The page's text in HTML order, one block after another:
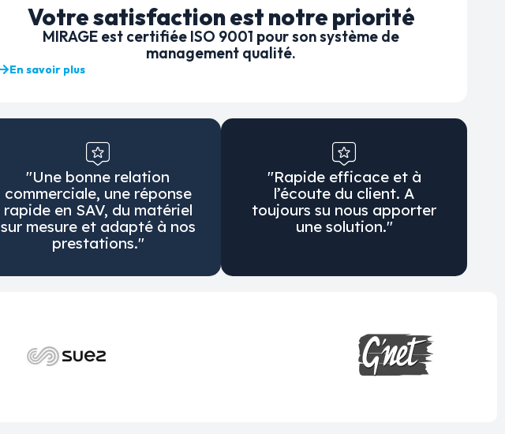
Votre satisfaction est notre priorité
MIRAGE est certifiée ISO 9001 pour son système de
management qualité.
En savoir plus
"Une bonne relation
commerciale, une réponse
rapide en SAV, du matériel
sur mesure et adapté à nos
prestations."
"Rapide efficace et à
l’écoute du client. A
toujours su nous apporter
une solution."